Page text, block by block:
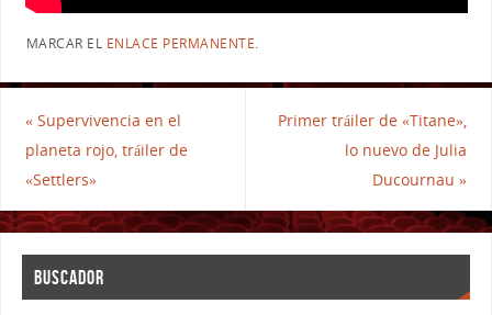
MARCAR EL ENLACE PERMANENTE.
«Supervivencia en el
planeta rojo, tráiler de
«Settlers»
Primer tráiler de «Titane»,
lo nuevo de Julia
Ducournau»
BUSCADOR